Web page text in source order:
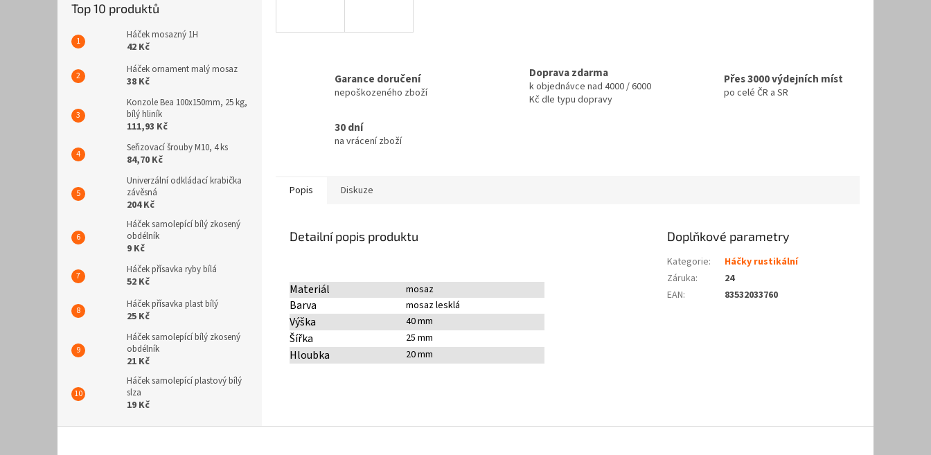
Top 10 produktů
Háček mosazný 1H
42 Kč
Háček ornament malý mosaz
38 Kč
Konzole Bea 100x150mm, 25 kg,
bílý hliník
111,93 Kč
Seřizovací šrouby M10, 4 ks
84,70 Kč
Univerzální odkládací krabička
závěsná
204 Kč
Háček samolepící bílý zkosený
obdélník
9 Kč
Háček přísavka ryby bílá
52 Kč
Háček přísavka plast bílý
25 Kč
Háček samolepící bílý zkosený
obdélník
21 Kč
Háček samolepící plastový bílý
slza
19 Kč
Garance doručení
nepoškozeného zboží
Doprava zdarma
k objednávce nad 4000 / 6000
Kč dle typu dopravy
Přes 3000 výdejních míst
po celé ČR a SR
30 dní
na vrácení zboží
Popis Diskuze
Detailní popis produktu
Materiál mosaz
Barva mosaz lesklá
Výška 40 mm
Šířka 25 mm
Hloubka 20 mm
Doplňkové parametry
Kategorie:
Háčky rustikální
Záruka:
24
EAN: 83532033760